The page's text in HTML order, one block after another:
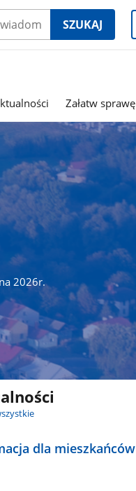
SZUKAJ
Załatw sprawę
2026r.
dla mieszkańców